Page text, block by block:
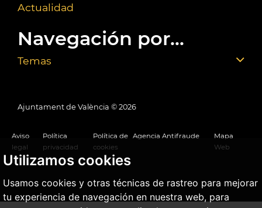
Utilizamos cookies
Usamos cookies y otras técnicas de rastreo para mejorar
tu experiencia de navegación en nuestra web, para
Actualidad
Navegación por...
Temas
Ajuntament de València © 2026
Aviso
legal
Política
privacidad
Política de
cookies
Agencia Antifraude
Mapa
Web